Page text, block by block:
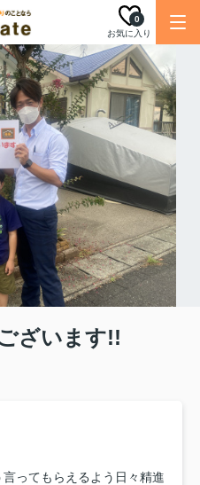
お気に入り
0
ざいます!!
ってもらえるよう日々精進